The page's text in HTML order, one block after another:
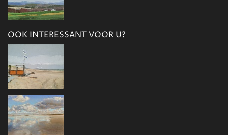
OOK INTERESSANT VOOR U?